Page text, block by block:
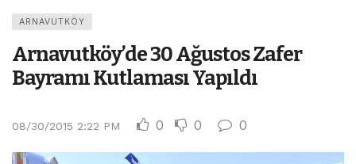
ARNAVUTKÖY
Arnavutköy’de 30 Ağustos Zafer
Bayramı Kutlaması Yapıldı
08/30/2015 2:22 PM 0 0 0